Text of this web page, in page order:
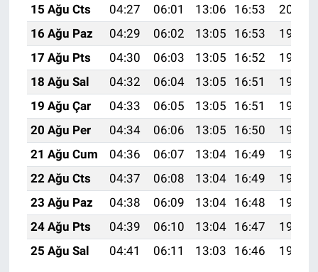
15 Ağu Cts
04:27 06:01 13:06 16:53
20:00
16 Ağu Paz
04:29 06:02 13:05 16:53
19:59
17 Ağu Pts
04:30 06:03 13:05 16:52
19:57
18 Ağu Sal
04:32 06:04 13:05 16:51
19:56
19 Ağu Çar
04:33 06:05 13:05 16:51
19:55
20 Ağu Per
04:34 06:06 13:05 16:50
19:53
21 Ağu Cum
04:36 06:07 13:04 16:49
19:52
22 Ağu Cts
04:37 06:08 13:04 16:49
19:50
23 Ağu Paz
04:38 06:09 13:04 16:48
19:49
24 Ağu Pts
04:39 06:10 13:04 16:47
19:48
25 Ağu Sal
04:41 06:11 13:03 16:46 19:46